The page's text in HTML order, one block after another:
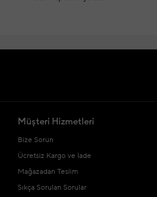
Müşteri Hizmetleri
Bize Sorun
Ücretsiz Kargo ve İade
Mağazadan Teslim
Sıkça Sorulan Sorular